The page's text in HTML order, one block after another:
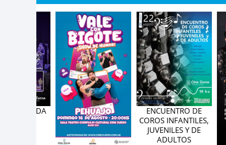
ENCUENTRO DE
COROS INFANTILES,
JUVENILES Y DE
ADULTOS